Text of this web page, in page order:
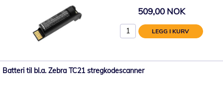
509,00 NOK
LEGG I KURV
Batteri til bl.a. Zebra TC21 stregkodescanner